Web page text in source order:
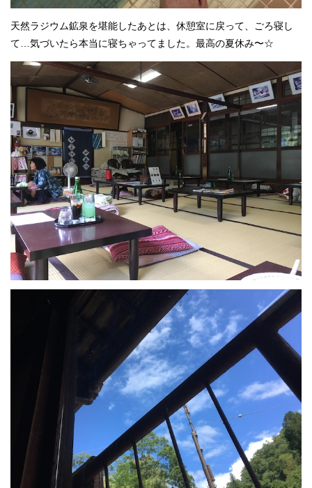
天然ラジウム鉱泉を堪能したあとは、休憩室に戻って、ごろ寝し
て…気づいたら本当に寝ちゃってました。最高の夏休み〜☆